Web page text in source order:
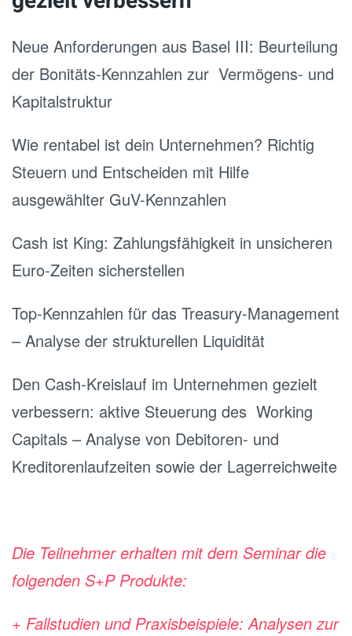
Neue Anforderungen aus Basel III: Beurteilung
der Bonitäts-Kennzahlen zur Vermögens- und
Kapitalstruktur
Wie rentabel ist dein Unternehmen? Richtig
Steuern und Entscheiden mit Hilfe
ausgewählter GuV-Kennzahlen
Cash ist King: Zahlungsfähigkeit in unsicheren
Euro-Zeiten sicherstellen
Top-Kennzahlen für das Treasury-Management
– Analyse der strukturellen Liquidität
Den Cash-Kreislauf im Unternehmen gezielt
verbessern: aktive Steuerung des Working
Capitals – Analyse von Debitoren- und
Kreditorenlaufzeiten sowie der Lagerreichweite
Die Teilnehmer erhalten mit dem Seminar die
folgenden S+P Produkte:
+ Fallstudien und Praxisbeispiele: Analysen zur